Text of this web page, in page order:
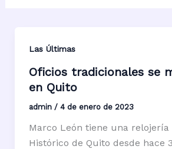
Las Últimas
Oficios tradicionales se
en Quito
admin / 4 de enero de 2023
Marco León tiene una relojería
Histórico de Quito desde hace